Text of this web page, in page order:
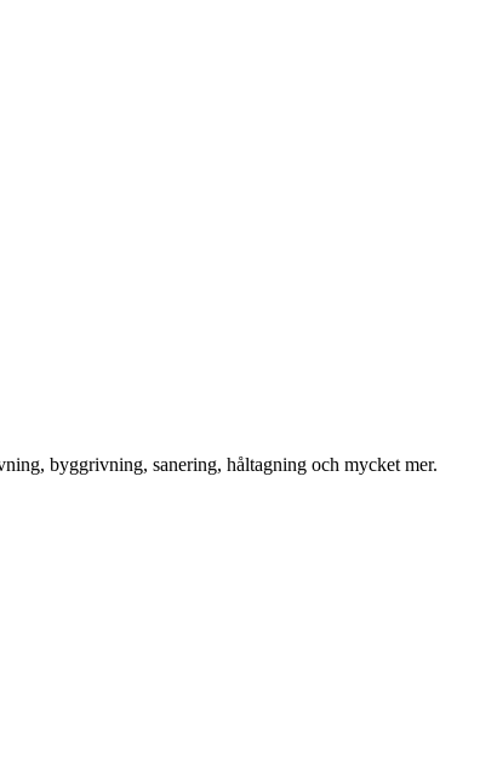
byggrivning, sanering, håltagning och mycket mer.